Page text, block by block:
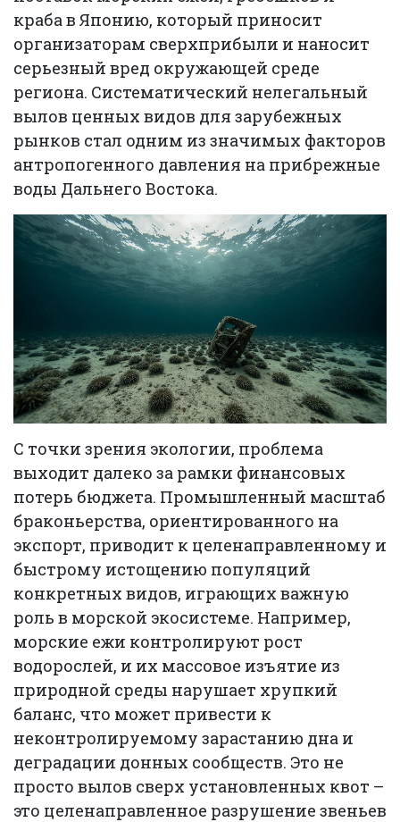
краба в Японию, который приносит
организаторам сверхприбыли и наносит
серьезный вред окружающей среде
региона. Систематический нелегальный
вылов ценных видов для зарубежных
рынков стал одним из значимых факторов
антропогенного давления на прибрежные
воды Дальнего Востока.
С точки зрения экологии, проблема
выходит далеко за рамки финансовых
потерь бюджета. Промышленный масштаб
браконьерства, ориентированного на
экспорт, приводит к целенаправленному и
быстрому истощению популяций
конкретных видов, играющих важную
роль в морской экосистеме. Например,
морские ежи контролируют рост
водорослей, и их массовое изъятие из
природной среды нарушает хрупкий
баланс, что может привести к
неконтролируемому зарастанию дна и
деградации донных сообществ. Это не
просто вылов сверх установленных квот –
это целенаправленное разрушение звеньев